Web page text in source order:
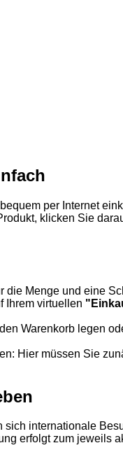
per Internet
klicken Sie
die Menge und eine
Ihrem virtuellen
Warenkorb legen
Hier müssen Sie
sich internationale
erfolgt zum jeweils